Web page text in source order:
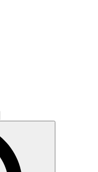
Search